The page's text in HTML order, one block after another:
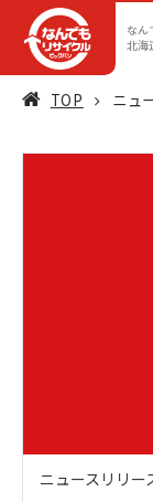
なん
北海
TOP ニュ
ニュースリリー